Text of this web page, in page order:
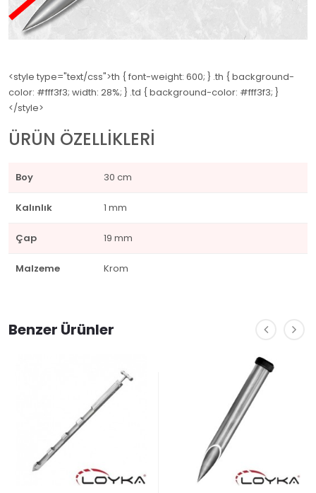
<style type="text/css">th { font-weight: 600; } .th { background-
color: #fff3f3; width: 28%; } .td { background-color: #fff3f3; }
</style>
ÜRÜN ÖZELLİKLERİ
Boy 30 cm
Kalınlık 1 mm
Çap 19 mm
Malzeme Krom
Benzer Ürünler